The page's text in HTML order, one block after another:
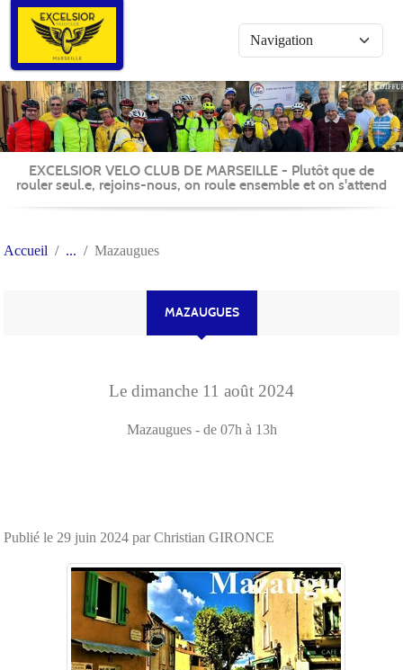
EXCELSIOR VELO CLUB DE MARSEILLE - Plutôt que de
rouler seul.e, rejoins-nous, on roule ensemble et on s'attend
Accueil Mazaugues
MAZAUGUES
Le dimanche 11 août 2024
Mazaugues - de 07h à 13h
Publié le 29 juin 2024 par Christian GIRONCE
Panneau de gestion des cookies